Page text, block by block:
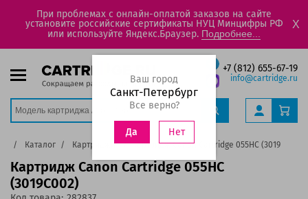
При проблемах с онлайн-оплатой заказов на сайте
установите российские сертификаты НУЦ Минцифры РФ
или используйте Яндекс.Браузер. Подробнее...
X
+7 (812) 655-67-19
info@cartridge.ru
Ваш город
Санкт-Петербург
Все верно?
Да Нет
Каталог Картриджи Картридж Canon Cartridge 055HC (3019C002)
Картридж Canon Cartridge 055HC
(3019C002)